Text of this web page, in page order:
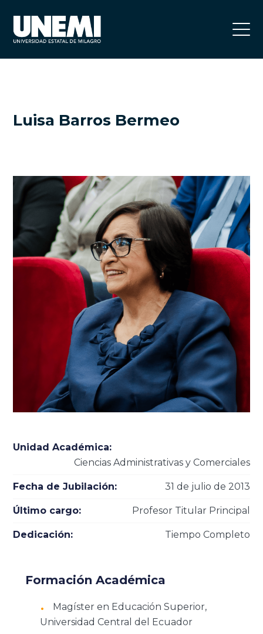
Luisa Barros Bermeo
Unidad Académica:
Ciencias Administrativas y Comerciales
Fecha de Jubilación: 31 de julio de 2013
Último cargo: Profesor Titular Principal
Dedicación: Tiempo Completo
Formación Académica
Magíster en Educación Superior,
Universidad Central del Ecuador